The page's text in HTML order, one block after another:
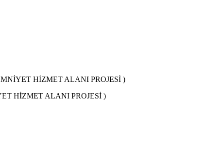
HİZMET ALANI PROJESİ )
HİZMET ALANI PROJESİ )